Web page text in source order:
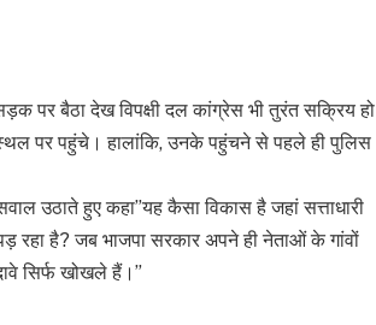
पर बैठा देख विपक्षी दल कांग्रेस भी तुरंत सक्रिय हो
पर पहुंचे। हालांकि, उनके पहुंचने से पहले ही पुलिस
उठाते हुए कहा”यह कैसा विकास है जहां सत्ताधारी
रहा है? जब भाजपा सरकार अपने ही नेताओं के गांवों
सिर्फ खोखले हैं।”